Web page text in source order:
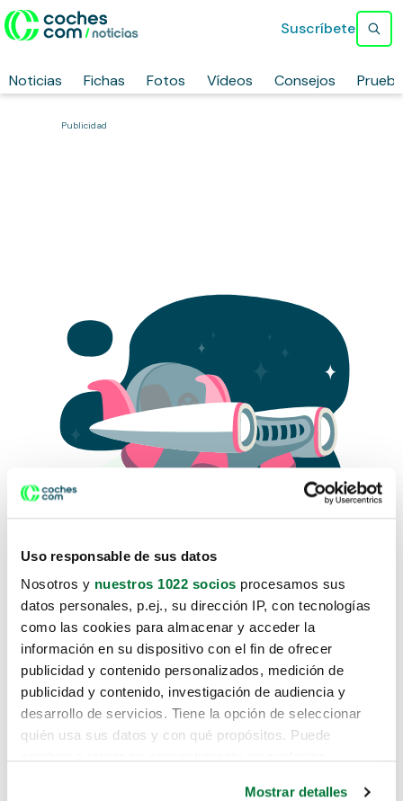
Uso responsable de sus datos
Nosotros y nuestros 1022 socios procesamos sus
datos personales, p.ej., su dirección IP, con tecnologías
como las cookies para almacenar y acceder la
información en su dispositivo con el fin de ofrecer
publicidad y contenido personalizados, medición de
publicidad y contenido, investigación de audiencia y
desarrollo de servicios. Tiene la opción de seleccionar
quién usa sus datos y con qué propósitos. Puede
Mostrar detalles
Noticias Fichas Fotos Vídeos Consejos
Suscríbete
Publicidad
Lo sentimos, no sabemos como
te hemos traido hasta aquí.
Pero puedes encontrar el coche que estás
buscando en alguno de estos enlaces: